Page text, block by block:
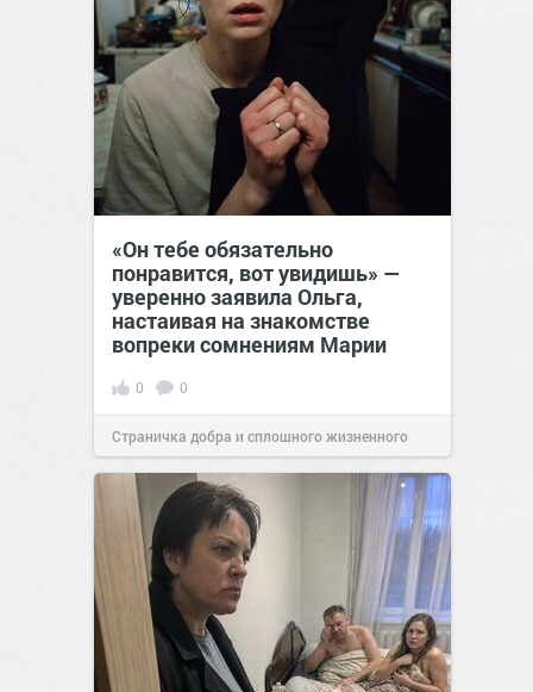
«Он тебе обязательно
понравится, вот увидишь» —
уверенно заявила Ольга,
настаивая на знакомстве
вопреки сомнениям Марии
0 0
Страничка добра и сплошного жизненного
позитива!12:38Сегодня